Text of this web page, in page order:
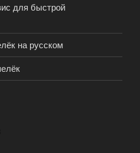
для быстрой
на русском